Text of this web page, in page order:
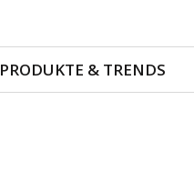
PRODUKTE & TRENDS